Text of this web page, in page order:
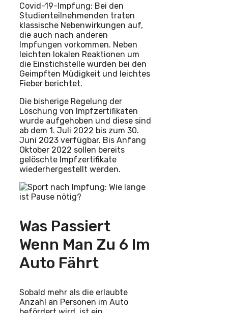
Covid-19-Impfung: Bei den
Studienteilnehmenden traten
klassische Nebenwirkungen auf,
die auch nach anderen
Impfungen vorkommen. Neben
leichten lokalen Reaktionen um
die Einstichstelle wurden bei den
Geimpften Müdigkeit und leichtes
Fieber berichtet.
Die bisherige Regelung der
Löschung von Impfzertifikaten
wurde aufgehoben und diese sind
ab dem 1. Juli 2022 bis zum 30.
Juni 2023 verfügbar. Bis Anfang
Oktober 2022 sollen bereits
gelöschte Impfzertifikate
wiederhergestellt werden.
Was Passiert
Wenn Man Zu 6 Im
Auto Fährt
Sobald mehr als die erlaubte
Anzahl an Personen im Auto